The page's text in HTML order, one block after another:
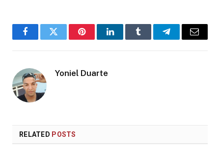
FacebookTwitter PinterestLinkedInTumblr TelegramEmail
Yoniel Duarte
RELATED POSTS